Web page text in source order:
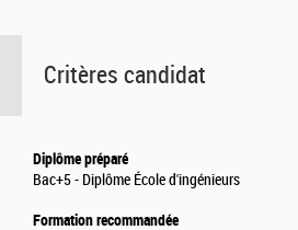
Critères candidat
Diplôme préparé
Bac+5 - Diplôme École d'ingénieurs
Formation recommandée